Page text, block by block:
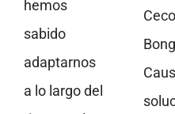
hemos
sabido
adaptarnos
a lo largo del